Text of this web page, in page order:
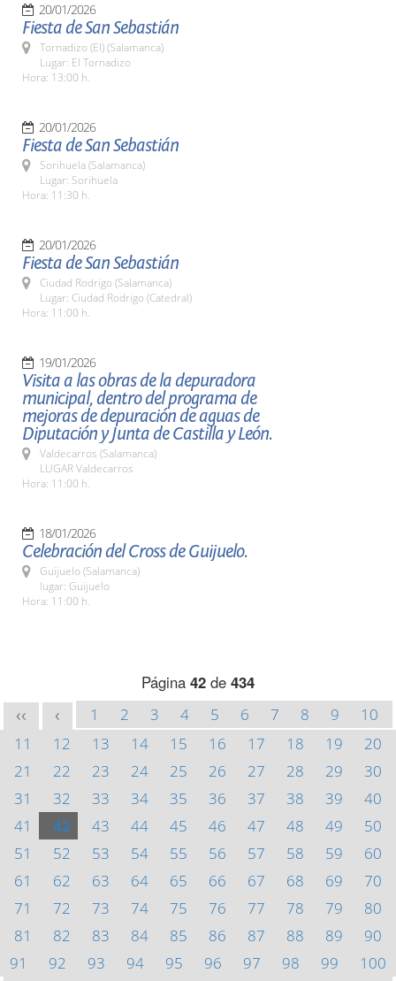
20/01/2026
Fiesta de San Sebastián
Tornadizo (El) (Salamanca)
Lugar: El Tornadizo
Hora: 13:00 h.
20/01/2026
Fiesta de San Sebastián
Sorihuela (Salamanca)
Lugar: Sorihuela
Hora: 11:30 h.
20/01/2026
Fiesta de San Sebastián
Ciudad Rodrigo (Salamanca)
Lugar: Ciudad Rodrigo (Catedral)
Hora: 11:00 h.
19/01/2026
Visita a las obras de la depuradora
municipal, dentro del programa de
mejoras de depuración de aguas de
Diputación y Junta de Castilla y León.
Valdecarros (Salamanca)
LUGAR Valdecarros
Hora: 11:00 h.
18/01/2026
Celebración del Cross de Guijuelo.
Guijuelo (Salamanca)
lugar: Guijuelo
Hora: 11:00 h.
Página 42 de 434
<< < 1 2 3 4 5 6 7 8 9
10
11
12 13 14 15 16 17 18 19
20
21
22 23 24 25 26 27 28 29
30
31
32 33 34 35 36 37 38 39
40
41
42 43 44 45 46 47 48 49
50
51
52 53 54 55 56 57 58 59
60
61
62 63 64 65 66 67 68 69
70
71
72 73 74 75 76 77 78 79
80
81
82 83 84 85 86 87 88 89
90
91
92 93 94 95 96 97 98 99
100